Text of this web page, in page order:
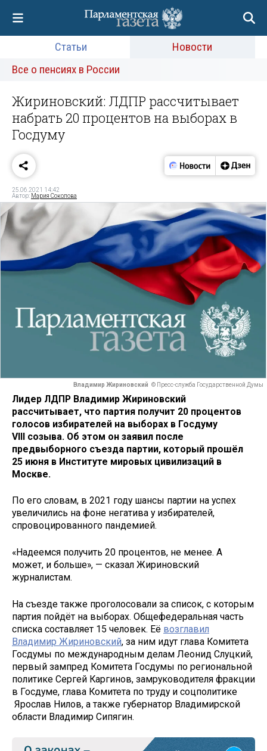
Статьи
Новости
Все о пенсиях в России
Жириновский: ЛДПР рассчитывает
набрать 20 процентов на выборах в
Госдуму
25.06.2021 14:42
Автор: Мария Соколова
Владимир Жириновский © Пресс-служба Государственной Думы
Лидер ЛДПР Владимир Жириновский
рассчитывает, что партия получит 20 процентов
голосов избирателей на выборах в Госдуму
VIII созыва. Об этом он заявил после
предвыборного съезда партии, который прошёл
25 июня в Институте мировых цивилизаций в
Москве.
По его словам, в 2021 году шансы партии на успех
увеличились на фоне негатива у избирателей,
спровоцированного пандемией.
«Надеемся получить 20 процентов, не менее. А
может, и больше», — сказал Жириновский
журналистам.
На съезде также проголосовали за список, с которым
партия пойдёт на выборах. Общефедеральная часть
списка составляет 15 человек. Её возглавил
Владимир Жириновский, за ним идут глава Комитета
Госдумы по международным делам Леонид Слуцкий,
первый зампред Комитета Госдумы по региональной
политике Сергей Каргинов, замруководителя фракции
в Госдуме, глава Комитета по труду и соцполитике
Ярослав Нилов, а также губернатор Владимирской
области Владимир Сипягин.